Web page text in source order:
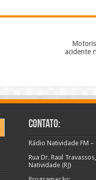
acidente
Contato:
Rádio Natividade FM –
Rua Dr. Raul
Natividade (RJ)